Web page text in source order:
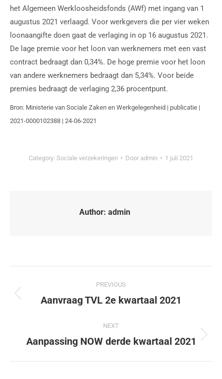
het Algemeen Werkloosheidsfonds (AWf) met ingang van 1
augustus 2021 verlaagd. Voor werkgevers die per vier weken
loonaangifte doen gaat de verlaging in op 16 augustus 2021.
De lage premie voor het loon van werknemers met een vast
contract bedraagt dan 0,34%. De hoge premie voor het loon
van andere werknemers bedraagt dan 5,34%. Voor beide
premies bedraagt de verlaging 2,36 procentpunt.
Bron: Ministerie van Sociale Zaken en Werkgelegenheid | publicatie |
2021-0000102388 | 24-06-2021
Category: Sociale verzekeringen Door admin 1 juli 2021
Author: admin
PREVIOUS
Aanvraag TVL 2e kwartaal 2021
NEXT
Aanpassing NOW derde kwartaal 2021